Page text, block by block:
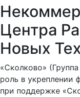
Центра
Новых
«Сколково»
роль в укреплении
при поддержке